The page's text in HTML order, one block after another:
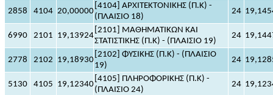
2858 4104 20,00000
[4104] ΑΡΧΙΤΕΚΤΟΝΙΚΗΣ (Π.Κ) -
(ΠΛΑΙΣΙΟ 18)
24
6990 2101 19,13924
[2101] ΜΑΘΗΜΑΤΙΚΩΝ ΚΑΙ
ΣΤΑΤΙΣΤΙΚΗΣ (Π.Κ) - (ΠΛΑΙΣΙΟ 19)
24
2778 2102 19,18930
[2102] ΦΥΣΙΚΗΣ (Π.Κ) - (ΠΛΑΙΣΙΟ
19)
24
5130 4105 19,12340
[4105] ΠΛΗΡΟΦΟΡΙΚΗΣ (Π.Κ) -
(ΠΛΑΙΣΙΟ 24)
24